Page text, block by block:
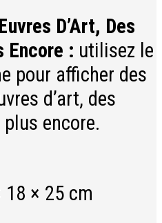
D’Art, Des
Encore : utilisez le
pour afficher des
d’art, des
encore.
18 × 25 cm